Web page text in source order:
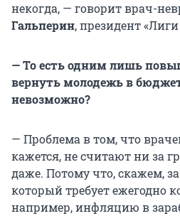
некогда, — говорит врач-
Гальперин, президент
— То есть одним лишь
вернуть молодежь в
невозможно?
— Проблема в том, что
кажется, не считают ни за
даже. Потому что, скажем,
который требует ежегодно
например, инфляцию в